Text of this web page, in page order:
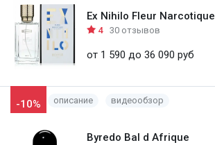
Ex Nihilo Fleur Narcotique
4 30 отзывов
от 1 590 до 36 090 руб
-10% описание видеообзор
Byredo Bal d Afrique